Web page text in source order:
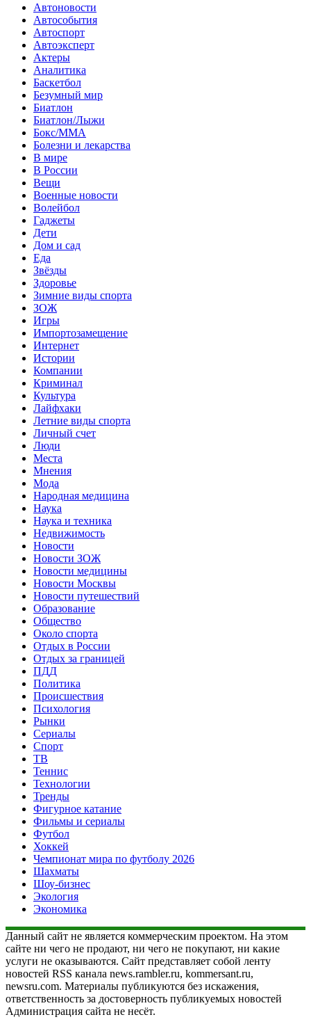
Автоновости
Автособытия
Автоспорт
Автоэксперт
Актеры
Аналитика
Баскетбол
Безумный мир
Биатлон
Биатлон/Лыжи
Бокс/MMA
Болезни и лекарства
В мире
В России
Вещи
Военные новости
Волейбол
Гаджеты
Дети
Дом и сад
Еда
Звёзды
Здоровье
Зимние виды спорта
ЗОЖ
Игры
Импортозамещение
Интернет
Истории
Компании
Криминал
Культура
Лайфхаки
Летние виды спорта
Личный счет
Люди
Места
Мнения
Мода
Народная медицина
Наука
Наука и техника
Недвижимость
Новости
Новости ЗОЖ
Новости медицины
Новости Москвы
Новости путешествий
Образование
Общество
Около спорта
Отдых в России
Отдых за границей
ПДД
Политика
Происшествия
Психология
Рынки
Сериалы
Спорт
ТВ
Теннис
Технологии
Тренды
Фигурное катание
Фильмы и сериалы
Футбол
Хоккей
Чемпионат мира по футболу 2026
Шахматы
Шоу-бизнес
Экология
Экономика
Данный сайт не является коммерческим проектом. На этом
сайте ни чего не продают, ни чего не покупают, ни какие
услуги не оказываются. Сайт представляет собой ленту
новостей RSS канала news.rambler.ru, kommersant.ru,
newsru.com. Материалы публикуются без искажения,
ответственность за достоверность публикуемых новостей
Администрация сайта не несёт.